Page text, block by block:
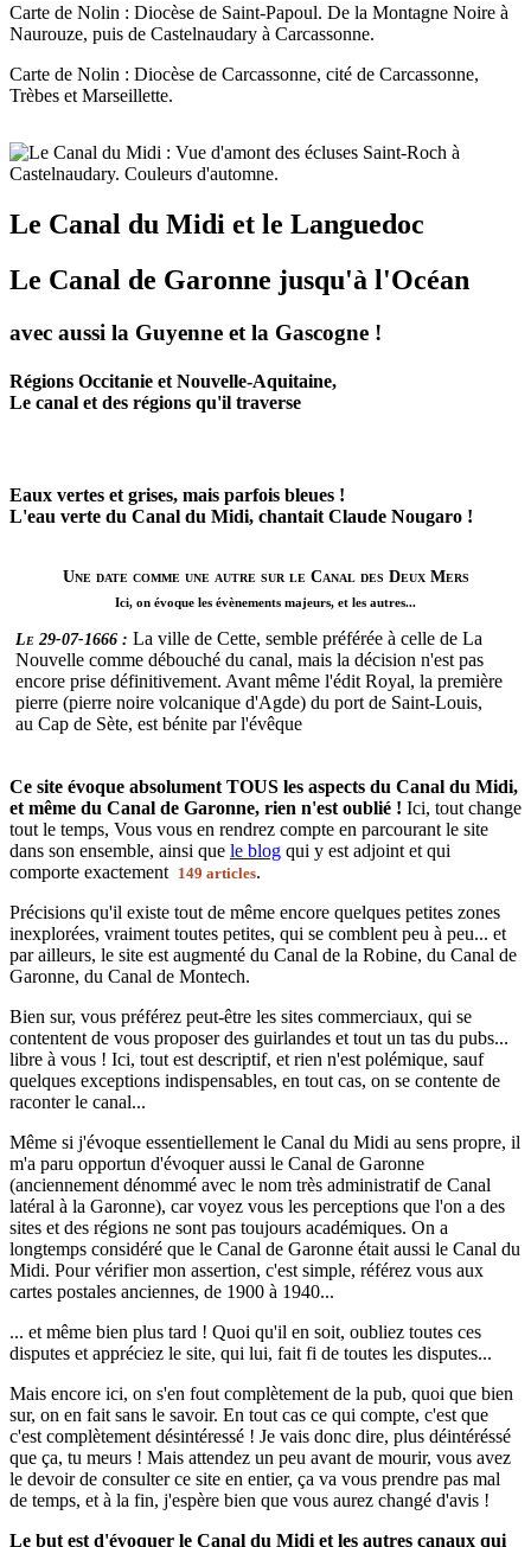
Carte de Nolin : Diocèse de Saint-Papoul. De la Montagne Noire à
Naurouze, puis de Castelnaudary à Carcassonne.
Carte de Nolin : Diocèse de Carcassonne, cité de Carcassonne,
Trèbes et Marseillette.
Le Canal du Midi et le Languedoc
Le Canal de Garonne jusqu'à l'Océan
avec aussi la Guyenne et la Gascogne !
Régions Occitanie et Nouvelle-Aquitaine,
Le canal et des régions qu'il traverse
Eaux vertes et grises, mais parfois bleues !
L'eau verte du Canal du Midi, chantait Claude Nougaro !
Une date comme une autre sur le Canal des Deux Mers
Ici, on évoque les évènements majeurs, et les autres...
Le 29-07-1666 : La ville de Cette, semble préférée à celle de La
Nouvelle comme débouché du canal, mais la décision n'est pas
encore prise définitivement. Avant même l'édit Royal, la première
pierre (pierre noire volcanique d'Agde) du port de Saint-Louis,
au Cap de Sète, est bénite par l'évêque
Ce site évoque absolument TOUS les aspects du Canal du Midi,
et même du Canal de Garonne, rien n'est oublié ! Ici, tout change
tout le temps, Vous vous en rendrez compte en parcourant le site
dans son ensemble, ainsi que le blog qui y est adjoint et qui
comporte exactement
149 articles.
Précisions qu'il existe tout de même encore quelques petites zones
inexplorées, vraiment toutes petites, qui se comblent peu à peu... et
par ailleurs, le site est augmenté du Canal de la Robine, du Canal de
Garonne, du Canal de Montech.
Bien sur, vous préférez peut-être les sites commerciaux, qui se
contentent de vous proposer des guirlandes et tout un tas du pubs...
libre à vous ! Ici, tout est descriptif, et rien n'est polémique, sauf
quelques exceptions indispensables, en tout cas, on se contente de
raconter le canal...
Même si j'évoque essentiellement le Canal du Midi au sens propre, il
m'a paru opportun d'évoquer aussi le Canal de Garonne
(anciennement dénommé avec le nom très administratif de Canal
latéral à la Garonne), car voyez vous les perceptions que l'on a des
sites et des régions ne sont pas toujours académiques. On a
longtemps considéré que le Canal de Garonne était aussi le Canal du
Midi. Pour vérifier mon assertion, c'est simple, référez vous aux
cartes postales anciennes, de 1900 à 1940...
... et même bien plus tard ! Quoi qu'il en soit, oubliez toutes ces
disputes et appréciez le site, qui lui, fait fi de toutes les disputes...
Mais encore ici, on s'en fout complètement de la pub, quoi que bien
sur, on en fait sans le savoir. En tout cas ce qui compte, c'est que
c'est complètement désintéressé ! Je vais donc dire, plus déintéréssé
que ça, tu meurs ! Mais attendez un peu avant de mourir, vous avez
le devoir de consulter ce site en entier, ça va vous prendre pas mal
de temps, et à la fin, j'espère bien que vous aurez changé d'avis !
Le but est d'évoquer le Canal du Midi et les autres canaux qui